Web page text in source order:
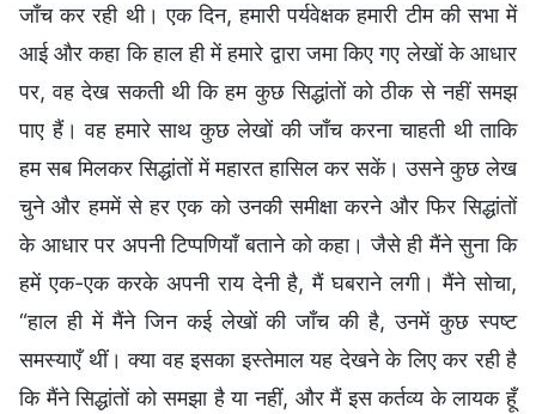
जाँच कर रही थी। एक दिन, हमारी पर्यवेक्षक हमारी टीम की सभा में
आई और कहा कि हाल ही में हमारे द्वारा जमा किए गए लेखों के आधार
पर, वह देख सकती थी कि हम कुछ सिद्धांतों को ठीक से नहीं समझ
पाए हैं। वह हमारे साथ कुछ लेखों की जाँच करना चाहती थी ताकि
हम सब मिलकर सिद्धांतों में महारत हासिल कर सकें। उसने कुछ लेख
चुने और हममें से हर एक को उनकी समीक्षा करने और फिर सिद्धांतों
के आधार पर अपनी टिप्पणियाँ बताने को कहा। जैसे ही मैंने सुना कि
हमें एक-एक करके अपनी राय देनी है, मैं घबराने लगी। मैंने सोचा,
“हाल ही में मैंने जिन कई लेखों की जाँच की है, उनमें कुछ स्पष्ट
समस्याएँ थीं। क्या वह इसका इस्तेमाल यह देखने के लिए कर रही है
कि मैंने सिद्धांतों को समझा है या नहीं, और मैं इस कर्तव्य के लायक हूँ